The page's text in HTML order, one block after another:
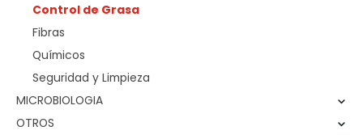
Control de Grasa
Fibras
Químicos
Seguridad y Limpieza
MICROBIOLOGIA
OTROS